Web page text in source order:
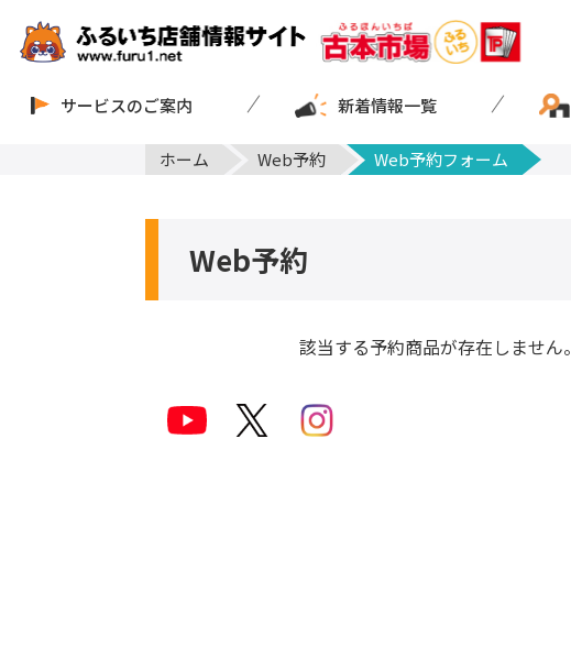
サービスのご案内 新着情報一覧
ホーム Web予約 Web予約フォーム
Web予約
該当する予約商品が存在しません。